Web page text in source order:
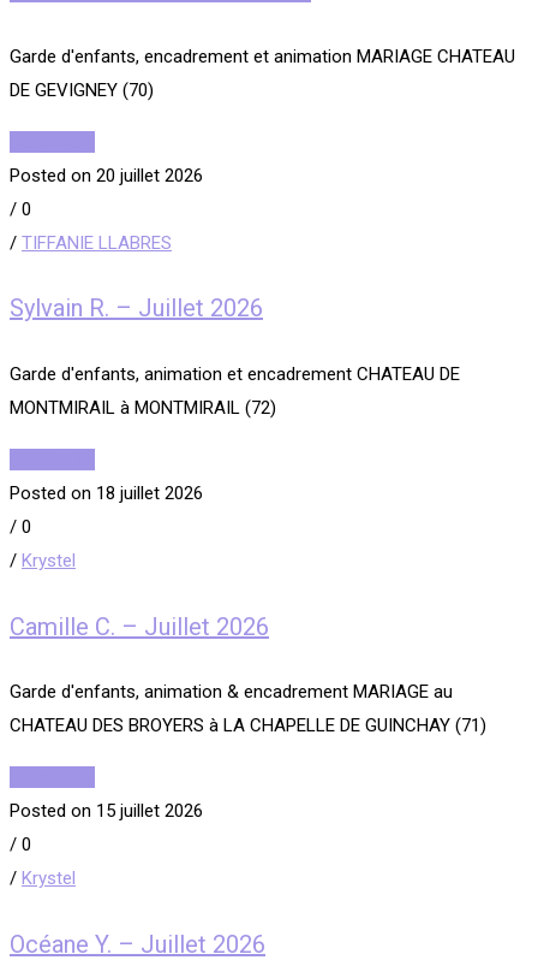
Garde d'enfants, encadrement et animation MARIAGE CHATEAU
DE GEVIGNEY (70)
Posted on 20 juillet 2026
/ 0
/ TIFFANIE LLABRES
Sylvain R. – Juillet 2026
Garde d'enfants, animation et encadrement CHATEAU DE
MONTMIRAIL à MONTMIRAIL (72)
Posted on 18 juillet 2026
/ 0
/ Krystel
Camille C. – Juillet 2026
Garde d'enfants, animation & encadrement MARIAGE au
CHATEAU DES BROYERS à LA CHAPELLE DE GUINCHAY (71)
Posted on 15 juillet 2026
/ 0
/ Krystel
Océane Y. – Juillet 2026